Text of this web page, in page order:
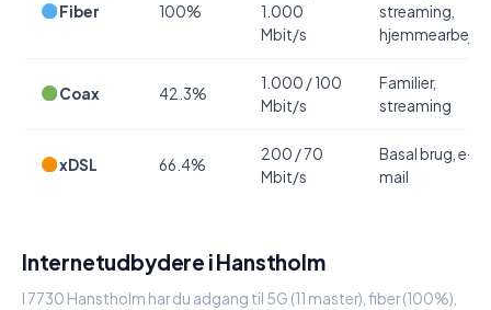
Fiber 100%
1.000
Mbit/s
streaming,
hjemmearbejde
Coax 42.3%
1.000 / 100
Mbit/s
Familier,
streaming
xDSL 66.4%
200 / 70
Mbit/s
Basal brug, e-
mail
Internetudbydere i Hanstholm
I 7730 Hanstholm har du adgang til 5G (11 master), fiber (100%),